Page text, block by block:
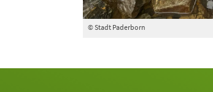
© Stadt Paderborn